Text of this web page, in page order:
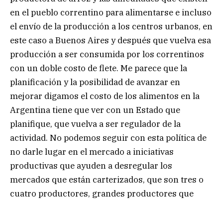
en el pueblo correntino para alimentarse e incluso
el envío de la producción a los centros urbanos, en
este caso a Buenos Aires y después que vuelva esa
producción a ser consumida por los correntinos
con un doble costo de flete. Me parece que la
planificación y la posibilidad de avanzar en
mejorar digamos el costo de los alimentos en la
Argentina tiene que ver con un Estado que
planifique, que vuelva a ser regulador de la
actividad. No podemos seguir con esta política de
no darle lugar en el mercado a iniciativas
productivas que ayuden a desregular los
mercados que están carterizados, que son tres o
cuatro productores, grandes productores que